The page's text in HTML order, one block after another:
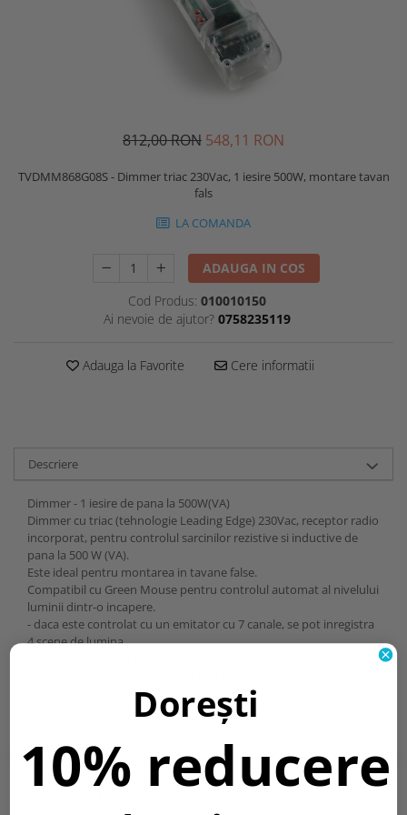
812,00 RON 548,11 RON
TVDMM868G08S - Dimmer triac 230Vac, 1 iesire 500W, montare tavan
fals
LA COMANDA
ADAUGA IN COS
Cod Produs: 010010150
Ai nevoie de ajutor? 0758235119
Adauga la Favorite Cere informatii
Descriere
Dimmer - 1 iesire de pana la 500W(VA)
Dimmer cu triac (tehnologie Leading Edge) 230Vac, receptor radio
incorporat, pentru controlul sarcinilor rezistive si inductive de
pana la 500 W (VA).
Este ideal pentru montarea in tavane false.
Compatibil cu Green Mouse pentru controlul automat al nivelului
luminii dintr-o incapere.
- daca este controlat cu un emitator cu 7 canale, se pot inregistra
4 scene de lumina
luminii de ultima data de cand a fost pornit)
- functie de aprindere si stingere treptata
- posibilitatea de a memora pana la 16 transmitatoare
Cod comanda: TVDMM868G08S
Montare tip:Montare in tavan fals
Sursa alimentare:
230Vac 50/60Hz
Dorești
10% reducere